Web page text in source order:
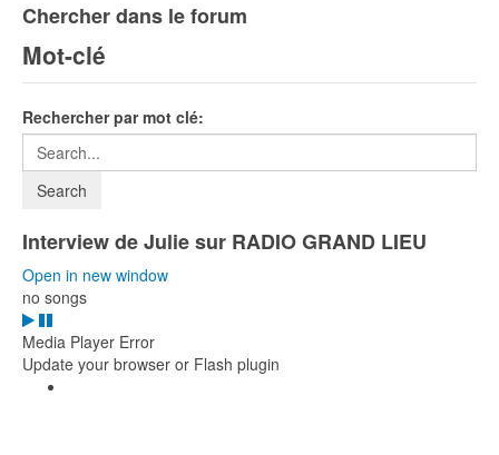
Chercher dans le forum
Mot-clé
Rechercher par mot clé:
Interview de Julie sur RADIO GRAND LIEU
Open in new window
no songs
Media Player Error
Update your browser or Flash plugin